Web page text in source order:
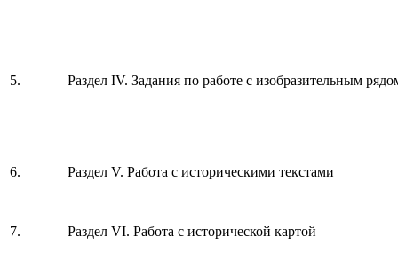
5. Раздел IV. Задания по работе с изобразительным
6. Раздел V. Работа с историческими текстами
7. Раздел VI. Работа с исторической картой